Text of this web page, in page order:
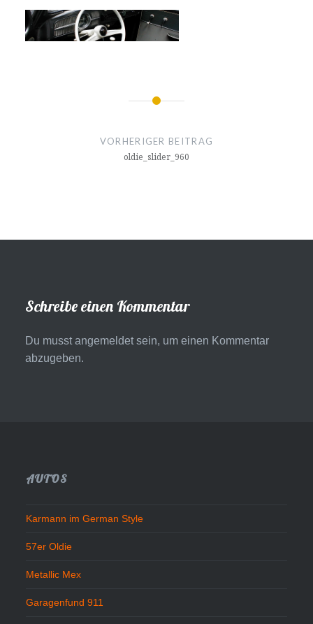
VORHERIGER BEITRAG
oldie_slider_960
Schreibe einen Kommentar
Du musstangemeldetsein, um einen Kommentar
abzugeben.
AUTOS
Karmann im German Style
57er Oldie
Metallic Mex
Garagenfund 911